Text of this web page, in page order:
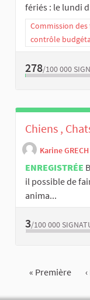
fériés : le lundi
Commission des
contrôle
278/100 000
Chiens ,
Karine GRECH
ENREGISTRÉE
il possible de
anima...
3/100 000
« Première